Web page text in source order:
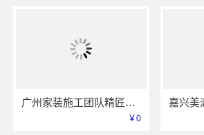
广州家装施工团队精匠饰家老房翻新
￥0